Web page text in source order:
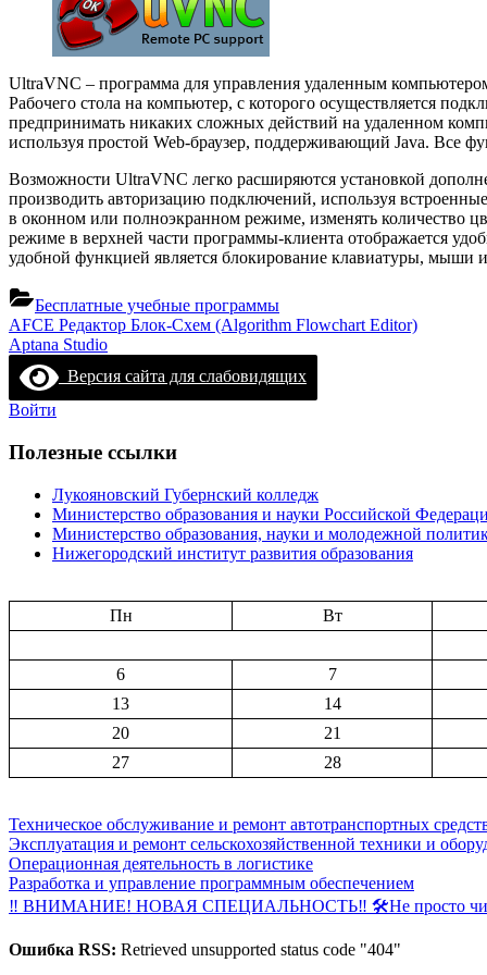
UltraVNC – программа для управления удаленным
Рабочего стола на компьютер, с которого осуществляется
предпринимать никаких сложных действий на удаленном
используя простой Web-браузер, поддерживающий Java. Все
Возможности UltraVNC легко расширяются установкой
производить авторизацию подключений, используя
в оконном или полноэкранном режиме, изменять количество
режиме в верхней части программы-клиента отображается
удобной функцией является блокирование клавиатуры,
Бесплатные учебные программы
Навигация
по
записям
Previous
Post:
AFCE Редактор Блок-Схем (Algorithm Flowchart Editor)
Next
Post:
Aptana Studio
Версия сайта для слабовидящих
Войти
Полезные ссылки
Лукояновский Губернский колледж
Министерство образования и науки Российской
Министерство образования, науки и молодежной
Нижегородский институт развития образования
Пн
Вт
6
7
13
14
20
21
27
28
Техническое обслуживание и ремонт автотранспортных
Эксплуатация и ремонт сельскохозяйственной техники и
Операционная деятельность в логистике
Разработка и управление программным обеспечением
‼ ВНИМАНИЕ! НОВАЯ СПЕЦИАЛЬНОСТЬ‼ 🛠Не просто
Ошибка RSS: Retrieved unsupported status code "404"